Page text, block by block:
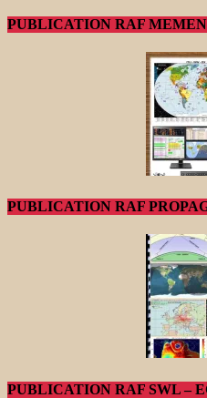
PUBLICATION RAF
PUBLICATION RAF
PUBLICATION RAF SWL –